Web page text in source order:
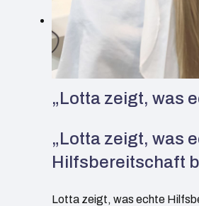
„Lotta zeigt, was
„Lotta zeigt, was
Hilfsbereitschaft
Lotta zeigt, was echte